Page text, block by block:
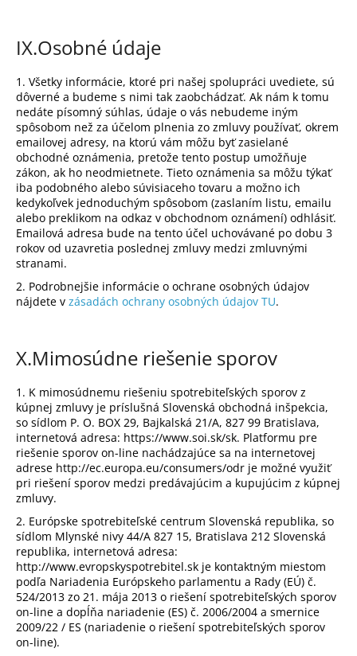
IX.Osobné údaje
1. Všetky informácie, ktoré pri našej spolupráci uvediete, sú
dôverné a budeme s nimi tak zaobchádzať. Ak nám k tomu
nedáte písomný súhlas, údaje o vás nebudeme iným
spôsobom než za účelom plnenia zo zmluvy používať, okrem
emailovej adresy, na ktorú vám môžu byť zasielané
obchodné oznámenia, pretože tento postup umožňuje
zákon, ak ho neodmietnete. Tieto oznámenia sa môžu týkať
iba podobného alebo súvisiaceho tovaru a možno ich
kedykoľvek jednoduchým spôsobom (zaslaním listu, emailu
alebo preklikom na odkaz v obchodnom oznámení) odhlásiť.
Emailová adresa bude na tento účel uchovávané po dobu 3
rokov od uzavretia poslednej zmluvy medzi zmluvnými
stranami.
2. Podrobnejšie informácie o ochrane osobných údajov
nájdete v zásadách ochrany osobných údajov TU.
X.Mimosúdne riešenie sporov
1. K mimosúdnemu riešeniu spotrebiteľských sporov z
kúpnej zmluvy je príslušná Slovenská obchodná inšpekcia,
so sídlom P. O. BOX 29, Bajkalská 21/A, 827 99 Bratislava,
internetová adresa: https://www.soi.sk/sk. Platformu pre
riešenie sporov on-line nachádzajúce sa na internetovej
adrese http://ec.europa.eu/consumers/odr je možné využiť
pri riešení sporov medzi predávajúcim a kupujúcim z kúpnej
zmluvy.
2. Európske spotrebiteľské centrum Slovenská republika, so
sídlom Mlynské nivy 44/A 827 15, Bratislava 212 Slovenská
republika, internetová adresa:
http://www.evropskyspotrebitel.sk je kontaktným miestom
podľa Nariadenia Európskeho parlamentu a Rady (EÚ) č.
524/2013 zo 21. mája 2013 o riešení spotrebiteľských sporov
on-line a dopĺňa nariadenie (ES) č. 2006/2004 a smernice
2009/22 / ES (nariadenie o riešení spotrebiteľských sporov
on-line).